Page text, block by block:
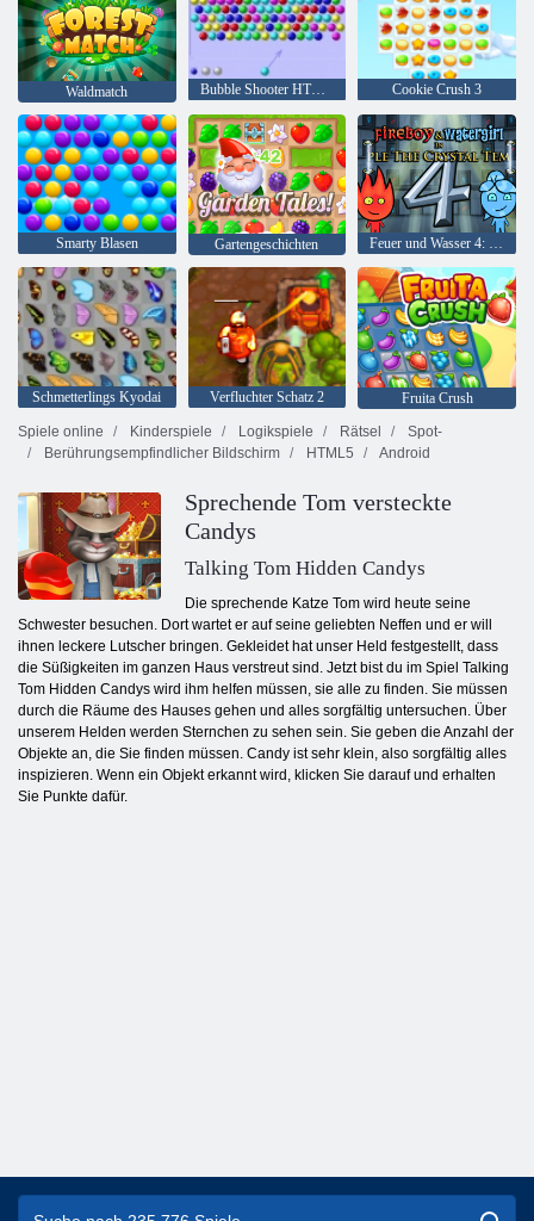
Waldmatch Bubble Shooter HTML5 Cookie Crush 3
Smarty Blasen Gartengeschichten Feuer und Wasser 4: Kristalltempel
Schmetterlings Kyodai Verfluchter Schatz 2
Fruita Crush
Spiele online
Kinderspiele Logikspiele Rätsel
Spot-
Berührungsempfindlicher Bildschirm
HTML5 Android
Sprechende Tom versteckte
Candys
Talking Tom Hidden Candys
Die sprechende Katze Tom wird heute seine
Schwester besuchen. Dort wartet er auf seine geliebten Neffen und er will
ihnen leckere Lutscher bringen. Gekleidet hat unser Held festgestellt, dass
die Süßigkeiten im ganzen Haus verstreut sind. Jetzt bist du im Spiel Talking
Tom Hidden Candys wird ihm helfen müssen, sie alle zu finden. Sie müssen
durch die Räume des Hauses gehen und alles sorgfältig untersuchen. Über
unserem Helden werden Sternchen zu sehen sein. Sie geben die Anzahl der
Objekte an, die Sie finden müssen. Candy ist sehr klein, also sorgfältig alles
inspizieren. Wenn ein Objekt erkannt wird, klicken Sie darauf und erhalten
Sie Punkte dafür.